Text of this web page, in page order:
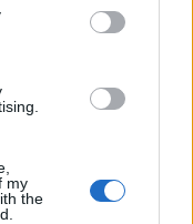
my
the
ni för sup-brädor